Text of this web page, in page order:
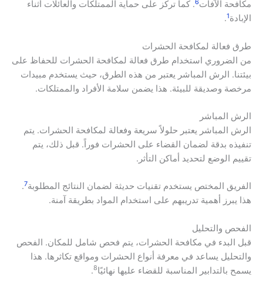
مكافحة الآفات6. كما تركز على حماية الممتلكات والعائلات أثناء
الإبادة1
.
طرق فعالة لمكافحة الحشرات
من الضروري استخدام طرق فعالة لمكافحة الحشرات للحفاظ على
بيئتنا. الرش المباشر يعتبر من هذه الطرق، حيث يستخدم مبيدات
مرخصة وصديقة للبيئة. هذا يضمن سلامة الأفراد والممتلكات.
الرش المباشر
الرش المباشر يعتبر حلولاً سريعة وفعالة لمكافحة الحشرات. يتم
تنفيذه بدقة لضمان القضاء على الحشرات فوراً. قبل ذلك، يتم
تقييم الوضع لتحديد أماكن التأثر.
الفريق المختص يستخدم تقنيات حديثة لضمان النتائج المطلوبة7
.
هذا يبرز أهمية تدريبهم على استخدام المواد بطريقة آمنة.
الفحص والتحليل
قبل البدء في مكافحة الحشرات، يتم فحص شامل للمكان. الفحص
والتحليل يساعد في معرفة أنواع الحشرات ومواقع تكاثرها. هذا
يسمح بالتدابير المناسبة للقضاء عليها نهائيًا8
.